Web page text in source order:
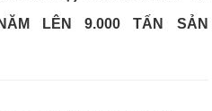
LÊN 9.000 TẤN SẢN